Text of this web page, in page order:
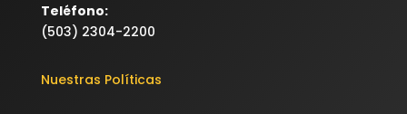
Teléfono:
(503) 2304-2200
Nuestras Políticas